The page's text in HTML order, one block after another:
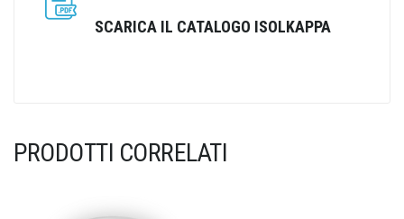
SCARICA IL CATALOGO ISOLKAPPA
PRODOTTI CORRELATI